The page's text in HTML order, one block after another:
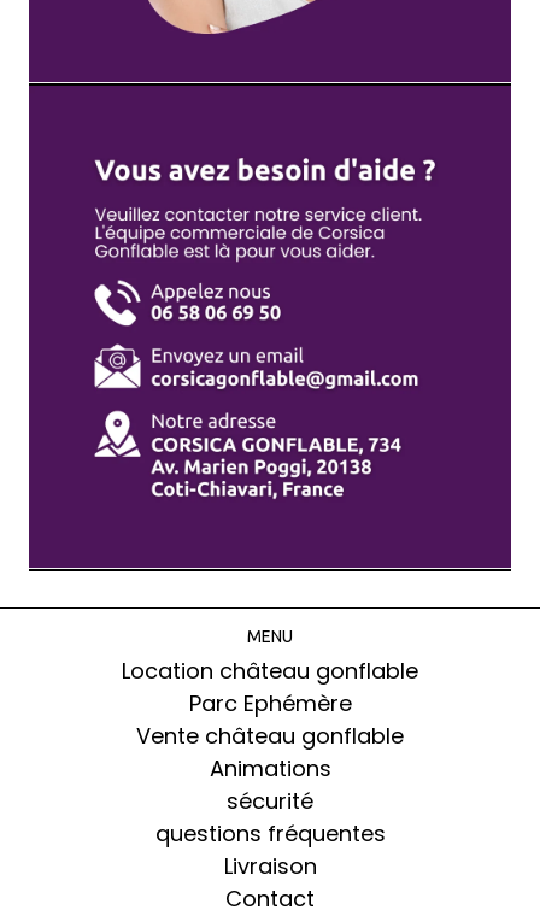
MENU
Location château gonflable
Parc Ephémère
Vente château gonflable
Animations
sécurité
questions fréquentes
Livraison
Contact